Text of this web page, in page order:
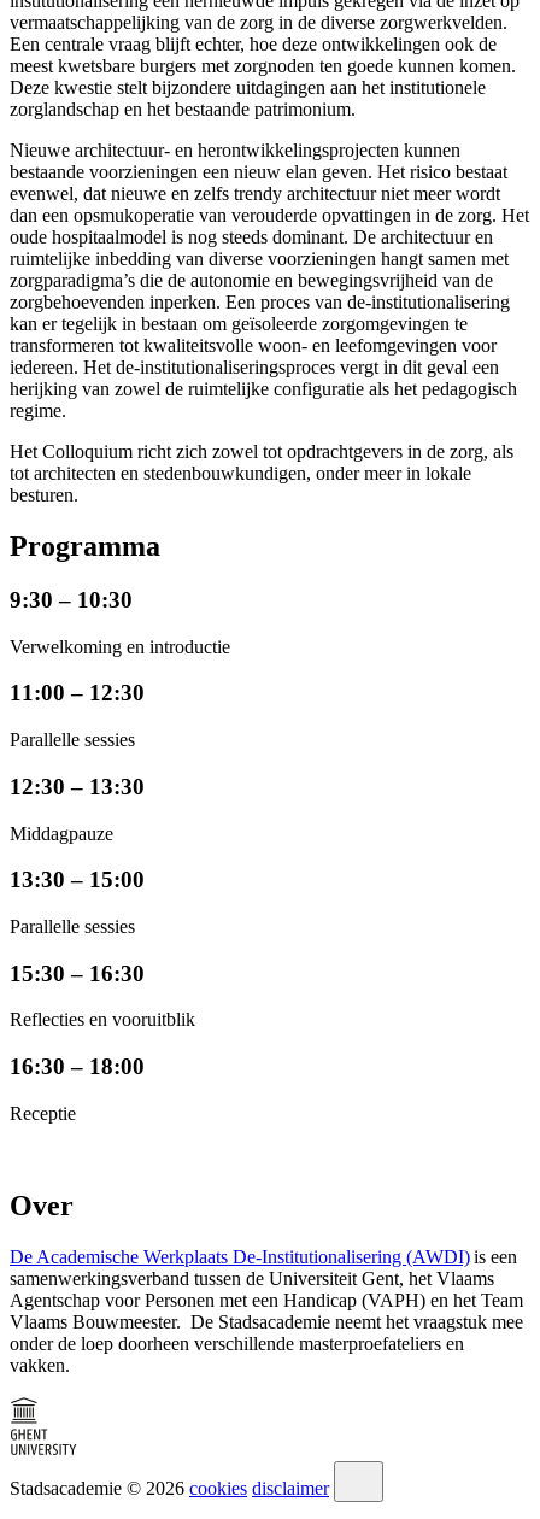
vermaatschappelijking van de zorg in de diverse zorgwerkvelden.
Een centrale vraag blijft echter, hoe deze ontwikkelingen ook de
meest kwetsbare burgers met zorgnoden ten goede kunnen komen.
Deze kwestie stelt bijzondere uitdagingen aan het institutionele
zorglandschap en het bestaande patrimonium.
Nieuwe architectuur- en herontwikkelingsprojecten kunnen
bestaande voorzieningen een nieuw elan geven. Het risico bestaat
evenwel, dat nieuwe en zelfs trendy architectuur niet meer wordt
dan een opsmukoperatie van verouderde opvattingen in de zorg. Het
oude hospitaalmodel is nog steeds dominant. De architectuur en
ruimtelijke inbedding van diverse voorzieningen hangt samen met
zorgparadigma’s die de autonomie en bewegingsvrijheid van de
zorgbehoevenden inperken. Een proces van de-institutionalisering
kan er tegelijk in bestaan om geïsoleerde zorgomgevingen te
transformeren tot kwaliteitsvolle woon- en leefomgevingen voor
iedereen. Het de-institutionaliseringsproces vergt in dit geval een
herijking van zowel de ruimtelijke configuratie als het pedagogisch
regime.
Het Colloquium richt zich zowel tot opdrachtgevers in de zorg, als
tot architecten en stedenbouwkundigen, onder meer in lokale
besturen.
Programma
9:30 – 10:30
Verwelkoming en introductie
11:00 – 12:30
Parallelle sessies
12:30 – 13:30
Middagpauze
13:30 – 15:00
Parallelle sessies
15:30 – 16:30
Reflecties en vooruitblik
16:30 – 18:00
Receptie
Over
De Academische Werkplaats De-Institutionalisering (AWDI)is een
samenwerkingsverband tussen de Universiteit Gent, het Vlaams
Agentschap voor Personen met een Handicap (VAPH) en het Team
Vlaams Bouwmeester. De Stadsacademie neemt het vraagstuk mee
onder de loep doorheen verschillende masterproefateliers en
vakken.
Stadsacademie © 2026 cookies disclaimer